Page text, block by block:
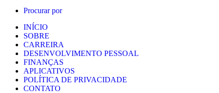
Procurar por
INÍCIO
SOBRE
CARREIRA
DESENVOLVIMENTO PESSOAL
FINANÇAS
APLICATIVOS
POLÍTICA DE PRIVACIDADE
CONTATO